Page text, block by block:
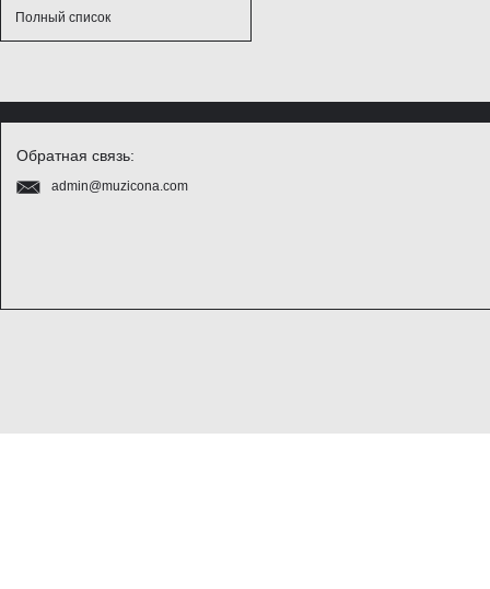
Полный список
Обратная связь:
admin@muzicona.com